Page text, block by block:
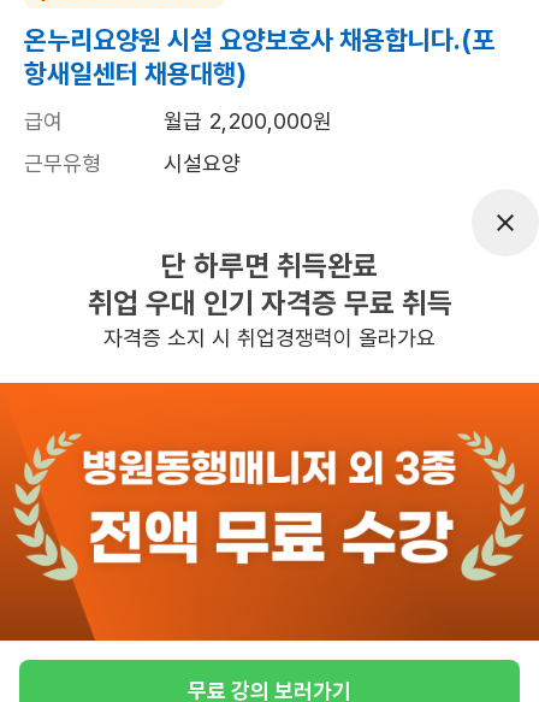
온누리요양원 시설 요양보호사 채용합니다.(포
항새일센터 채용대행)
급여
월급 2,200,000원
근무유형
시설요양
평일 : (근무시간) (오전) 8시 30분 ~ (오
후) 5시 30분, 주 5일 근무, 평균근무시
간 : 40
관심 일자리정보 더보기
3일전등록
반경 3KM 이내의 일자리 확인하기
단 하루면 취득완료
취업 우대 인기 자격증 무료 취득
자격증 소지 시 취업경쟁력이 올라가요
무료 강의 보러가기